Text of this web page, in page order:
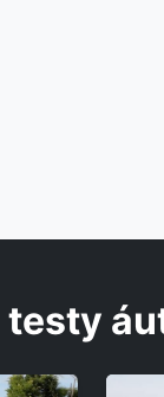
testy